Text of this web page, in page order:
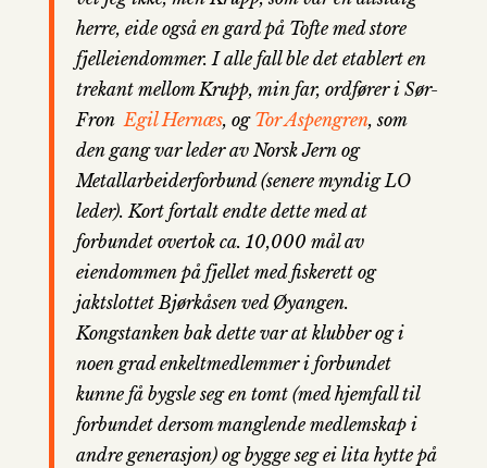
herre, eide også en gard på Tofte med store
fjelleiendommer. I alle fall ble det etablert en
trekant mellom Krupp, min far, ordfører i Sør-
FronEgil Hernæs, ogTor Aspengren, som
den gang var leder av Norsk Jern og
Metallarbeiderforbund (senere myndig LO
leder). Kort fortalt endte dette med at
forbundet overtok ca. 10,000 mål av
eiendommen på fjellet med fiskerett og
jaktslottet Bjørkåsen ved Øyangen.
Kongstanken bak dette var at klubber og i
noen grad enkeltmedlemmer i forbundet
kunne få bygsle seg en tomt (med hjemfall til
forbundet dersom manglende medlemskap i
andre generasjon) og bygge seg ei lita hytte på